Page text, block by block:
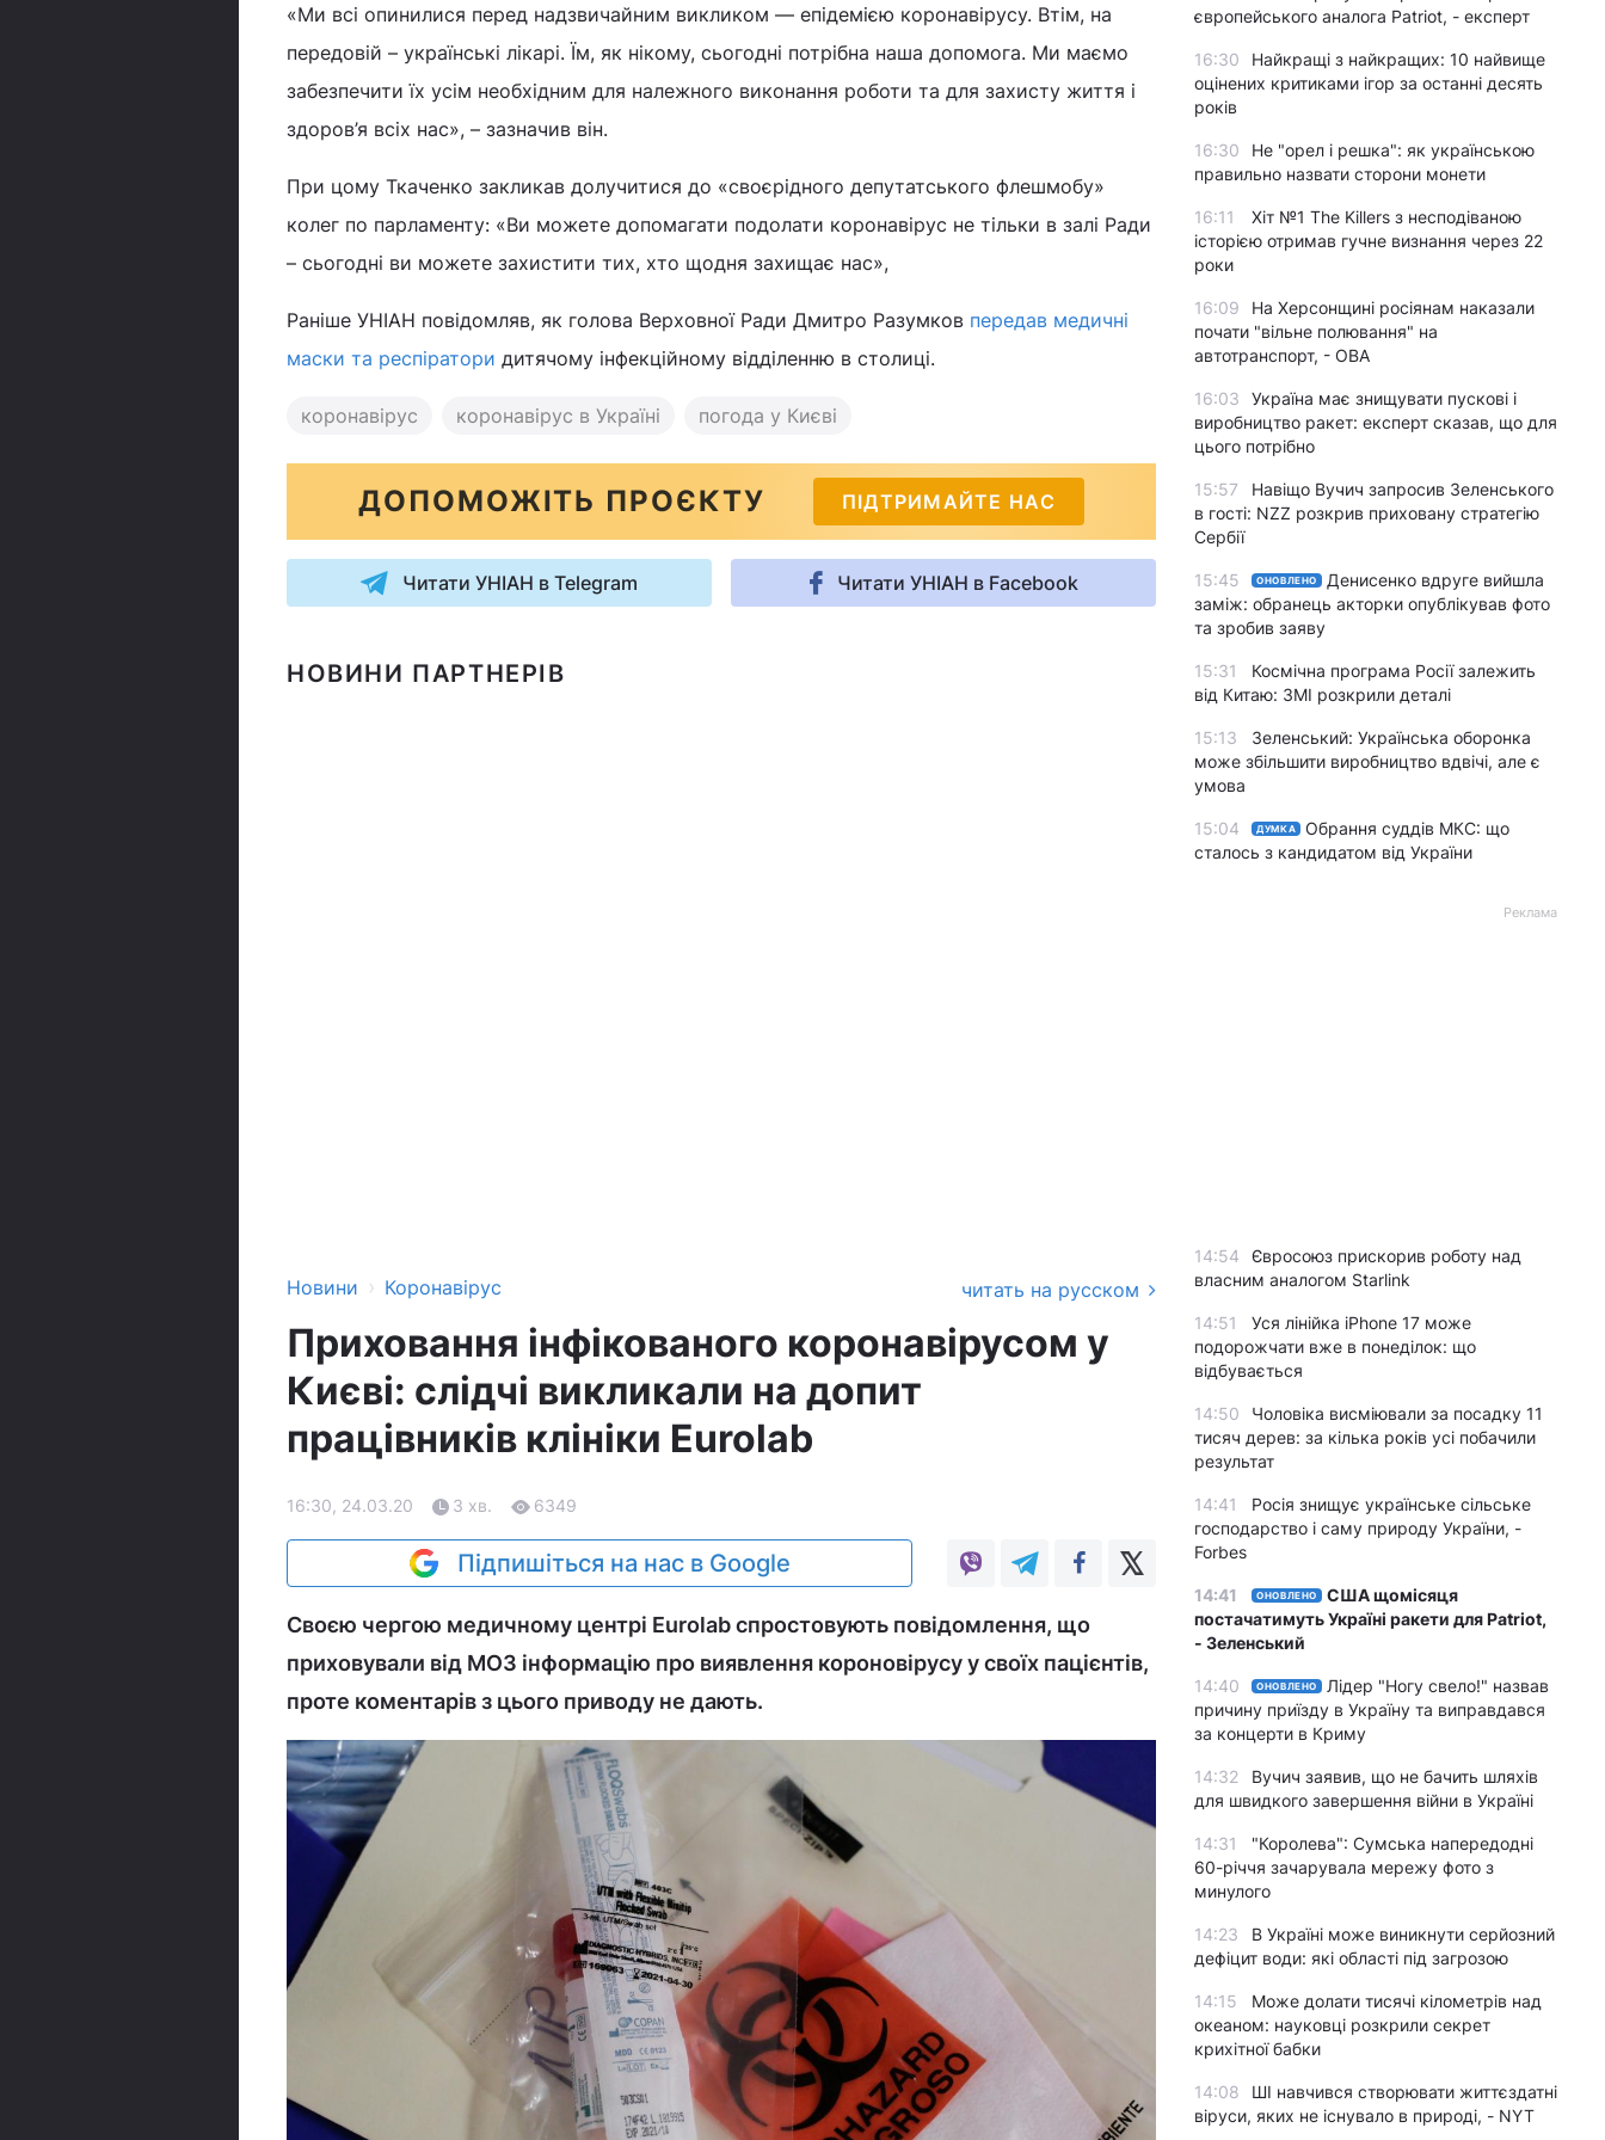
«Ми всі опинилися перед надзвичайним викликом — епідемією коронавірусу. Втім, на
передовій – українські лікарі. Їм, як нікому, сьогодні потрібна наша допомога. Ми маємо
забезпечити їх усім необхідним для належного виконання роботи та для захисту життя і
здоров’я всіх нас», – зазначив він.
При цому Ткаченко закликав долучитися до «своєрідного депутатського флешмобу»
колег по парламенту: «Ви можете допомагати подолати коронавірус не тільки в залі Ради
– сьогодні ви можете захистити тих, хто щодня захищає нас»,
Раніше УНІАН повідомляв, як голова Верховної Ради Дмитро Разумков передав медичні
маски та респіратори дитячому інфекційному відділенню в столиці.
коронавірус коронавірус в Україні погода у Києві
ДОПОМОЖІТЬ ПРОЄКТУ ПІДТРИМАЙТЕ НАС
Читати УНІАН в Telegram Читати УНІАН в Facebook
НОВИНИ ПАРТНЕРІВ
Новини › Коронавірус читать на русском
Приховання інфікованого коронавірусом у
Києві: слідчі викликали на допит
працівників клініки Eurolab
16:30, 24.03.20 3 хв. 6349
Підпишіться на нас в Google
Своєю чергою медичному центрі Eurolab спростовують повідомлення, що
приховували від МОЗ інформацію про виявлення короновірусу у своїх пацієнтів,
проте коментарів з цього приводу не дають.
європейського аналога Patriot, - експерт
16:30
Найкращі з найкращих: 10 найвище
оцінених критиками ігор за останні десять
років
16:30
Не "орел і решка": як українською
правильно назвати сторони монети
16:11
Хіт №1 The Killers з несподіваною
історією отримав гучне визнання через 22
роки
16:09
На Херсонщині росіянам наказали
почати "вільне полювання" на
автотранспорт, - ОВА
16:03
Україна має знищувати пускові і
виробництво ракет: експерт сказав, що для
цього потрібно
15:57
Навіщо Вучич запросив Зеленського
в гості: NZZ розкрив приховану стратегію
Сербії
15:45 ОНОВЛЕНО
Денисенко вдруге вийшла
заміж: обранець акторки опублікував фото
та зробив заяву
15:31
Космічна програма Росії залежить
від Китаю: ЗМІ розкрили деталі
15:13
Зеленський: Українська оборонка
може збільшити виробництво вдвічі, але є
умова
15:04 ДУМКА
Обрання суддів МКС: що
сталось з кандидатом від України
Реклама
14:54
Євросоюз прискорив роботу над
власним аналогом Starlink
14:51
Уся лінійка iPhone 17 може
подорожчати вже в понеділок: що
відбувається
14:50
Чоловіка висміювали за посадку 11
тисяч дерев: за кілька років усі побачили
результат
14:41
Росія знищує українське сільське
господарство і саму природу України, -
Forbes
14:41 ОНОВЛЕНО
США щомісяця
постачатимуть Україні ракети для Patriot,
- Зеленський
14:40 ОНОВЛЕНО
Лідер "Ногу свело!" назвав
причину приїзду в Україну та виправдався
за концерти в Криму
14:32
Вучич заявив, що не бачить шляхів
для швидкого завершення війни в Україні
14:31
"Королева": Сумська напередодні
60-річчя зачарувала мережу фото з
минулого
14:23
В Україні може виникнути серйозний
дефіцит води: які області під загрозою
14:15
Може долати тисячі кілометрів над
океаном: науковці розкрили секрет
крихітної бабки
14:08
ШІ навчився створювати життєздатні
віруси, яких не існувало в природі, - NYT